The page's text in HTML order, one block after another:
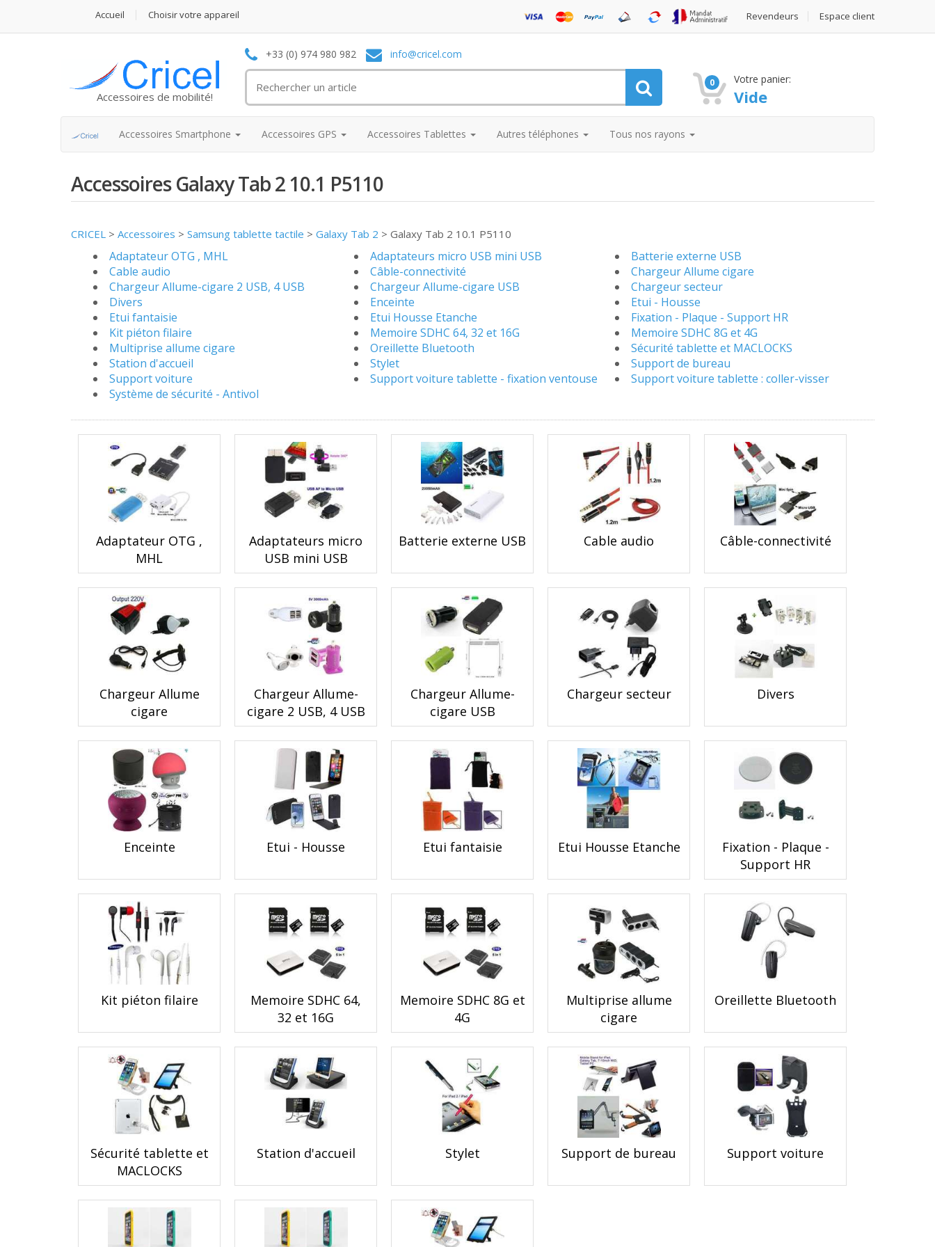
Accueil Choisir votre appareil Revendeurs Espace client
Accessoires de mobilité!
+33 (0) 974 980 982 info@cricel.com
0 Votre panier:
Vide
Accessoires Smartphone Accessoires GPS Accessoires Tablettes Autres téléphones Tous nos rayons
Accessoires Galaxy Tab 2 10.1 P5110
CRICEL > Accessoires > Samsung tablette tactile > Galaxy Tab 2 > Galaxy Tab 2 10.1 P5110
Adaptateur OTG , MHL Adaptateurs micro USB mini USB
Batterie externe USB
Cable audio
Câble-connectivité
Chargeur Allume cigare
Chargeur Allume-cigare 2 USB, 4 USB
Chargeur Allume-cigare USB
Chargeur secteur
Divers
Enceinte
Etui - Housse
Etui fantaisie
Etui Housse Etanche
Fixation - Plaque - Support HR
Kit piéton filaire
Memoire SDHC 64, 32 et 16G
Memoire SDHC 8G et 4G
Multiprise allume cigare
Oreillette Bluetooth
Sécurité tablette et MACLOCKS
Station d'accueil
Stylet
Support de bureau
Support voiture
Support voiture tablette - fixation ventouse
Support voiture tablette : coller-visser
Système de sécurité - Antivol
Adaptateur OTG ,
MHL
Adaptateurs micro
USB mini USB
Batterie externe USB Cable audio Câble-connectivité
Chargeur Allume
cigare
Chargeur Allume-
cigare 2 USB, 4 USB
Chargeur Allume-
cigare USB
Chargeur secteur Divers
Enceinte Etui - Housse Etui fantaisie Etui Housse Etanche
Fixation - Plaque -
Support HR
Kit piéton filaire
Memoire SDHC 64,
32 et 16G
Memoire SDHC 8G et
4G
Multiprise allume
cigare
Oreillette Bluetooth
Sécurité tablette et
MACLOCKS
Station d'accueil Stylet Support de bureau Support voiture